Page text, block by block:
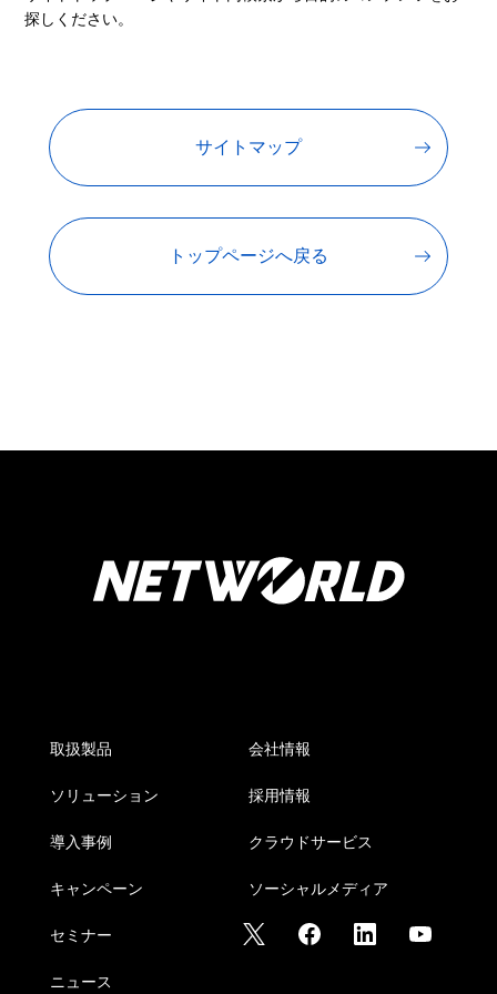
探しください。
サイトマップ
トップページへ戻る
取扱製品
ソリューション
導入事例
キャンペーン
セミナー
ニュース
会社情報
採用情報
クラウドサービス
ソーシャルメディア